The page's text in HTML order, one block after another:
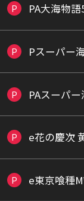
P PA大海物語
P Pスーパー
P PAスーパ
P e花の慶次
P e東京喰種